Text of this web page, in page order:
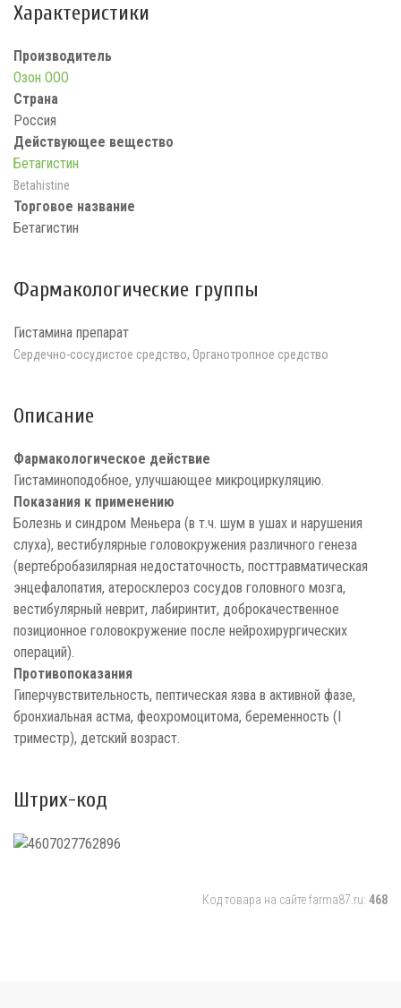
Характеристики
Производитель
Озон ООО
Страна
Россия
Действующее вещество
Бетагистин
Betahistine
Торговое название
Бетагистин
Фармакологические группы
Гистамина препарат
Сердечно-сосудистое средство, Органотропное средство
Описание
Фармакологическое действие
Гистаминоподобное, улучшающее микроциркуляцию.
Показания к применению
Болезнь и синдром Меньера (в т.ч. шум в ушах и нарушения
слуха), вестибулярные головокружения различного генеза
(вертебробазилярная недостаточность, посттравматическая
энцефалопатия, атеросклероз сосудов головного мозга,
вестибулярный неврит, лабиринтит, доброкачественное
позиционное головокружение после нейрохирургических
операций).
Противопоказания
Гиперчувствительность, пептическая язва в активной фазе,
бронхиальная астма, феохромоцитома, беременность (I
триместр), детский возраст.
Штрих-код
Код товара на сайте farma87.ru: 468